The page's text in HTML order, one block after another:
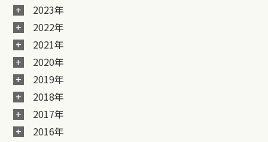
2023年
2022年
2021年
2020年
2019年
2018年
2017年
2016年